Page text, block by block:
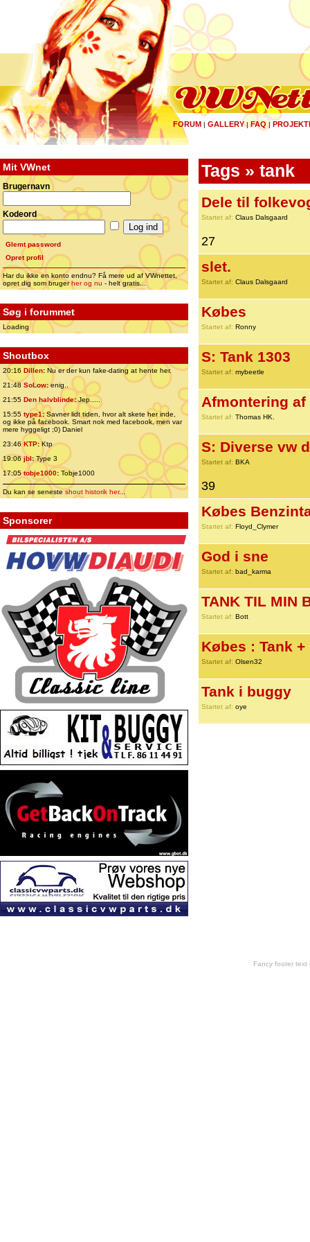
FORUM | GALLERY|FAQ |
Mit VWnet
Brugernavn
Kodeord
Glemt password
Opret profil
Har du ikke en konto endnu? Få mere ud af VWnettet,
opret dig som brugerher og nu - helt gratis...
Søg i forummet
Loading
Shoutbox
20:16 Dillen: Nu er der kun fake-dating at hente her.
21:48 SoLow:enig..
21:55 Den halvblinde:Jep.....
15:55 type1:Savner lidt tiden, hvor alt skete her inde,
og ikke på facebook. Smart nok med facebook, men var
mere hyggeligt ;0) Daniel
23:46 KTP:Ktp
19:06jbl:Type 3
17:05tobje1000: Tobje1000
Du kan se senesteshout historik her...
Sponsorer
Tags » tank
Dele til
Startet af: Claus Dalsgaard
27
slet.
Startet af: Claus Dalsgaard
Købes
Startet af: Ronny
S: Tank 1303
Startet af: mybeetle
Afmontering af
Startet af: Thomas HK.
S: Diverse vw
Startet af: BKA
39
Købes
Startet af: Floyd_Clymer
God i sne
Startet af: bad_karma
TANK TIL MIN
Startet af: Bott
Købes : Tank
Startet af: Olsen32
Tank i buggy
Startet af: oye
Fancy footer